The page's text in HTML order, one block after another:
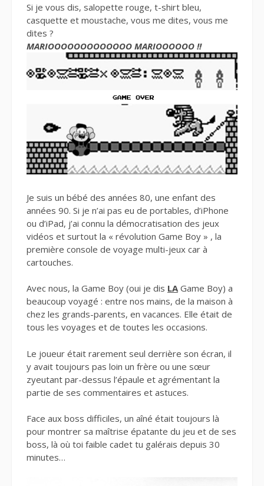
Si je vous dis, salopette rouge, t-shirt bleu,
casquette et moustache, vous me dites, vous me
dites ?
MARIOOOOOOOOOOOOO MARIOOOOOO !!
Je suis un bébé des années 80, une enfant des
années 90. Si je n’ai pas eu de portables, d’iPhone
ou d’iPad, j’ai connu la démocratisation des jeux
vidéos et surtout la « révolution Game Boy » , la
première console de voyage multi-jeux car à
cartouches.
Avec nous, la Game Boy (oui je dis LAGame Boy) a
beaucoup voyagé : entre nos mains, de la maison à
chez les grands-parents, en vacances. Elle était de
tous les voyages et de toutes les occasions.
Le joueur était rarement seul derrière son écran, il
y avait toujours pas loin un frère ou une sœur
zyeutant par-dessus l’épaule et agrémentant la
partie de ses commentaires et astuces.
Face aux boss difficiles, un aîné était toujours là
pour montrer sa maîtrise épatante du jeu et de ses
boss, là où toi faible cadet tu galérais depuis 30
minutes…